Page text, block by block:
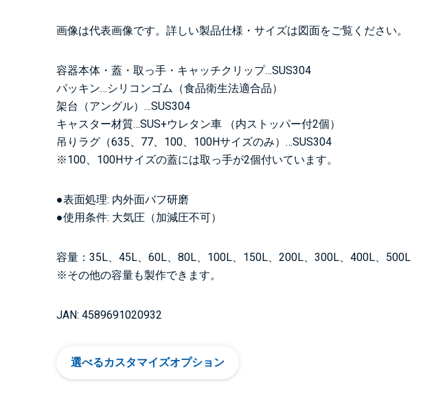
画像は代表画像です。詳しい製品仕様・サイズは図面をご覧ください。
容器本体・蓋・取っ手・キャッチクリップ…SUS304
パッキン…シリコンゴム（食品衛生法適合品）
架台（アングル）…SUS304
キャスター材質…SUS+ウレタン車 （内ストッパー付2個）
吊りラグ（635、77、100、100Hサイズのみ）…SUS304
※100、100Hサイズの蓋には取っ手が2個付いています。
●表面処理: 内外面バフ研磨
●使用条件: 大気圧（加減圧不可）
容量：35L、45L、60L、80L、100L、150L、200L、300L、400L、500L
※その他の容量も製作できます。
JAN: 4589691020932
選べるカスタマイズオプション